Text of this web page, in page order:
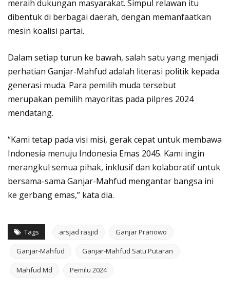
meraih dukungan masyarakat. Simpul relawan itu
dibentuk di berbagai daerah, dengan memanfaatkan
mesin koalisi partai.
Dalam setiap turun ke bawah, salah satu yang menjadi
perhatian Ganjar-Mahfud adalah literasi politik kepada
generasi muda. Para pemilih muda tersebut
merupakan pemilih mayoritas pada pilpres 2024
mendatang.
“Kami tetap pada visi misi, gerak cepat untuk membawa
Indonesia menuju Indonesia Emas 2045. Kami ingin
merangkul semua pihak, inklusif dan kolaboratif untuk
bersama-sama Ganjar-Mahfud mengantar bangsa ini
ke gerbang emas,” kata dia.
Tags arsjad rasjid Ganjar Pranowo
Ganjar-Mahfud Ganjar-Mahfud Satu Putaran
Mahfud Md Pemilu 2024